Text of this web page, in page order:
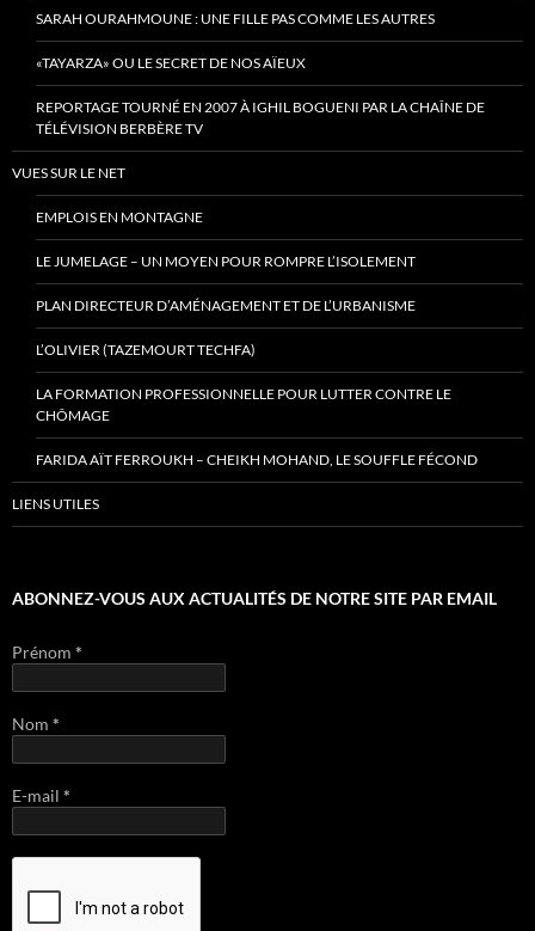
SARAH OURAHMOUNE : UNE FILLE PAS COMME LES AUTRES
«TAYARZA» OU LE SECRET DE NOS AÏEUX
REPORTAGE TOURNÉ EN 2007 À IGHIL BOGUENI PAR LA CHAÎNE DE
TÉLÉVISION BERBÈRE TV
VUES SUR LE NET
EMPLOIS EN MONTAGNE
LE JUMELAGE – UN MOYEN POUR ROMPRE L’ISOLEMENT
PLAN DIRECTEUR D’AMÉNAGEMENT ET DE L’URBANISME
L’OLIVIER (TAZEMOURT TECHFA)
LA FORMATION PROFESSIONNELLE POUR LUTTER CONTRE LE
CHÔMAGE
FARIDA AÏT FERROUKH – CHEIKH MOHAND, LE SOUFFLE FÉCOND
LIENS UTILES
ABONNEZ-VOUS AUX ACTUALITÉS DE NOTRE SITE PAR EMAIL
Prénom *
Nom *
E-mail *